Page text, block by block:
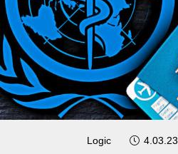
Logic 4.03.23